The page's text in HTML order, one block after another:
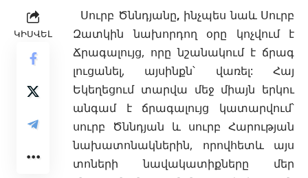
ԿԻՍՎԵԼ
Սուրբ Ծննդյանը, ինչպես նաև Սուրբ
Զատկին նախորդող օրը կոչվում է
Ճրագալույց, որը նշանակում է ճրագ
լուցանել, այսինքն՝ վառել: Հայ
Եկեղեցում տարվա մեջ միայն երկու
անգամ է ճրագալույց կատարվում՝
սուրբ Ծննդյան և սուրբ Հարության
նախատոնակներին, որովհետև այս
տոներինավակատիքները մեր